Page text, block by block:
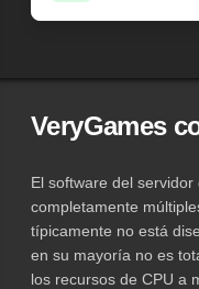
VeryGames
El software del
completamente
típicamente no está
en su mayoría no es
los recursos de CPU a